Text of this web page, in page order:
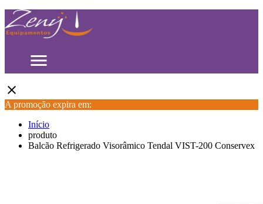
menu
close
A promoção expira em:
Início
produto
Balcão Refrigerado Visorâmico Tendal VIST-200 Conservex